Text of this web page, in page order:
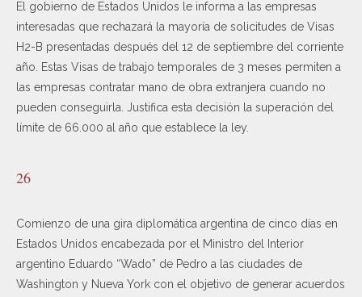
El gobierno de Estados Unidos le informa a las empresas
interesadas que rechazará la mayoría de solicitudes de Visas
H2-B presentadas después del 12 de septiembre del corriente
año. Estas Visas de trabajo temporales de 3 meses permiten a
las empresas contratar mano de obra extranjera cuando no
pueden conseguirla. Justifica esta decisión la superación del
límite de 66.000 al año que establece la ley.
26
Comienzo de una gira diplomática argentina de cinco días en
Estados Unidos encabezada por el Ministro del Interior
argentino Eduardo “Wado” de Pedro a las ciudades de
Washington y Nueva York con el objetivo de generar acuerdos